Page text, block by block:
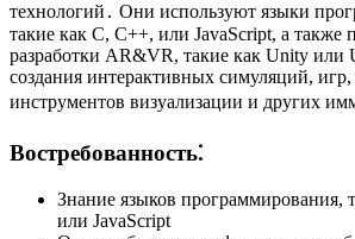
технологий․ Они используют языки
такие как C, C++, или JavaScript, а также
разработки AR&VR, такие как Unity или
создания интерактивных симуляций,
инструментов визуализации и других
Востребованность⁚
Знание языков программирования,
или JavaScript